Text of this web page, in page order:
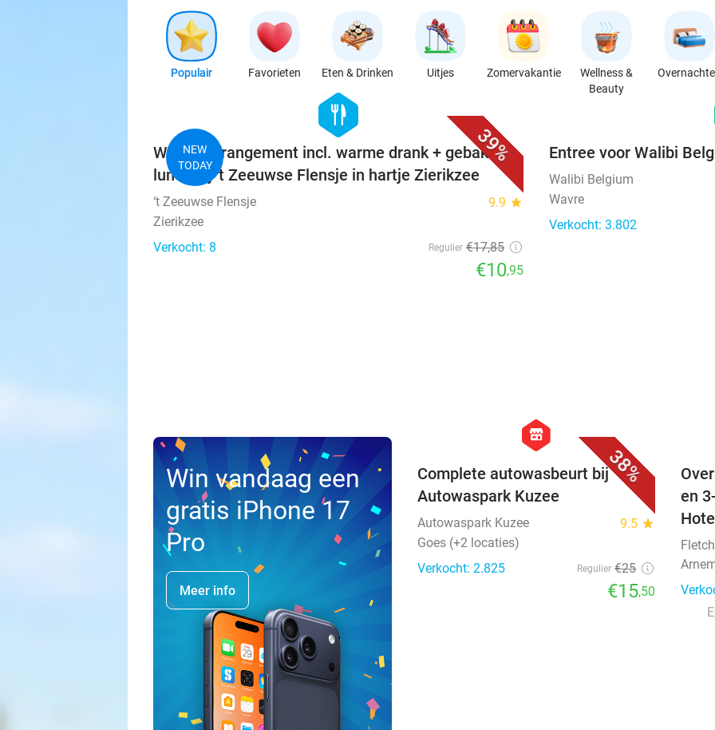
Populair Favorieten Eten & Drinken Uitjes Zomervakantie
Wellness &
Beauty
39%
NEW
TODAY
hexagon
food
Wandelarrangement incl. warme drank + gebak +
lunch bij 't Zeeuwse Flensje in hartje Zierikzee
‘t Zeeuwse Flensje 9.9 star
Zierikzee
Verkocht: 8
Regulier €17,85
€10,95
Entree voor Walibi
Walibi Belgium
Wavre
Verkocht: 3.802
Win vandaag een
gratis iPhone 17
Pro
Meer info
38%
hexagon
store
Complete autowasbeurt bij
Autowaspark Kuzee
Autowaspark Kuzee 9.5 star
Goes (+2 locaties)
Verkocht: 2.825
Regulier €25
€15,50
en